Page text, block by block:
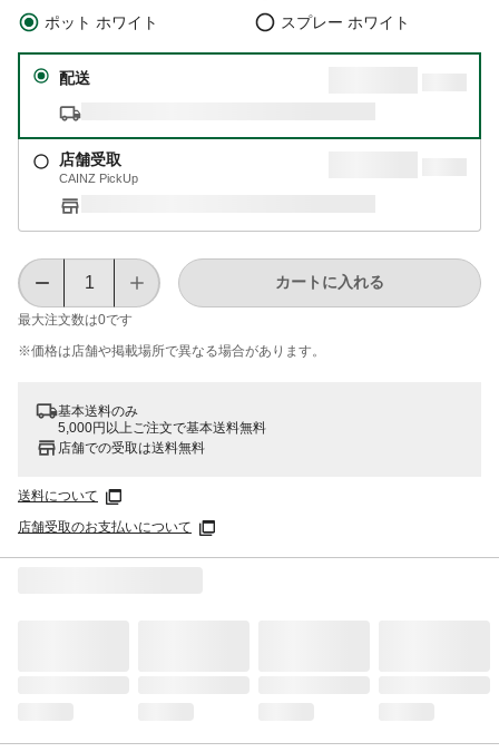
ポット ホワイト
スプレー ホワイト
配送
店舗受取
CAINZ PickUp
最大注文数は0です
カートに入れる
※価格は​店舗や​掲載場所で​異なる​場合が​あります。
基本送料のみ
5,000円以上ご注文で基本送料無料
店舗での受取は送料無料
送料について
店舗受取のお支払いについて